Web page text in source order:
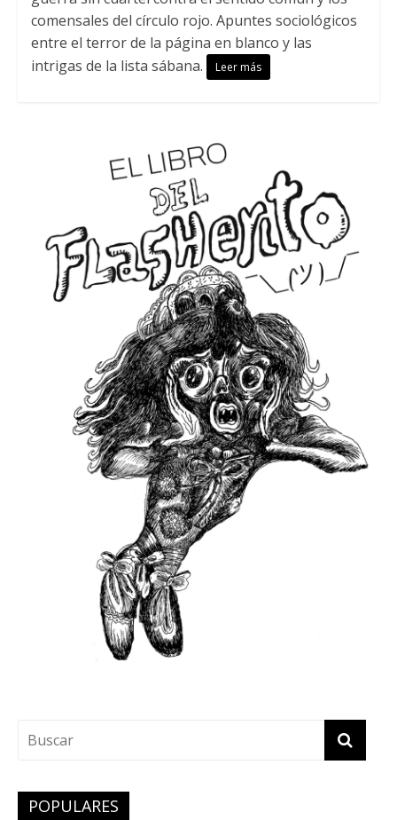
comensales del círculo rojo. Apuntes sociológicos
entre el terror de la página en blanco y las
intrigas de la lista sábana.
Leer más
POPULARES